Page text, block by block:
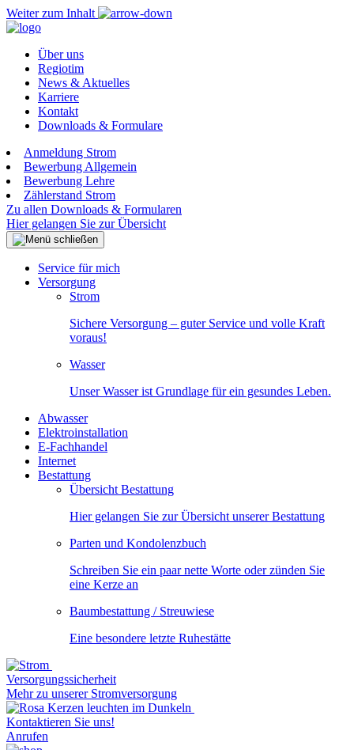
Weiter zum Inhalt
Über uns
Regiotim
News & Aktuelles
Karriere
Kontakt
Downloads & Formulare
Anmeldung Strom
Bewerbung Allgemein
Bewerbung Lehre
Zählerstand Strom
Zu allen Downloads & Formularen
Hier gelangen Sie zur Übersicht
Service für mich
Versorgung
Strom
Sichere Versorgung – guter Service und volle Kraft
voraus!
Wasser
Unser Wasser ist Grundlage für ein gesundes Leben.
Abwasser
Elektroinstallation
E-Fachhandel
Internet
Bestattung
Übersicht Bestattung
Hier gelangen Sie zur Übersicht unserer Bestattung
Parten und Kondolenzbuch
Schreiben Sie ein paar nette Worte oder zünden Sie
eine Kerze an
Baumbestattung / Streuwiese
Eine besondere letzte Ruhestätte
Versorgungssicherheit
Mehr zu unserer Stromversorgung
Kontaktieren Sie uns!
Anrufen